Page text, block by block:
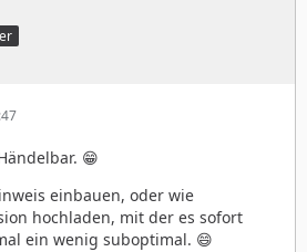
😁
einbauen, oder wie
hochladen, mit der es sofort
ein wenig suboptimal. 😄